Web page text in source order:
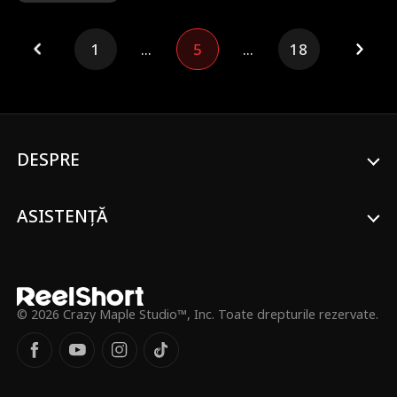
asigură un loc la o universitate de top și un
viitor strălucit pe cont propriu.
1 ... 5 ... 18
DESPRE
ASISTENȚĂ
© 2026 Crazy Maple Studio™, Inc. Toate drepturile rezervate.